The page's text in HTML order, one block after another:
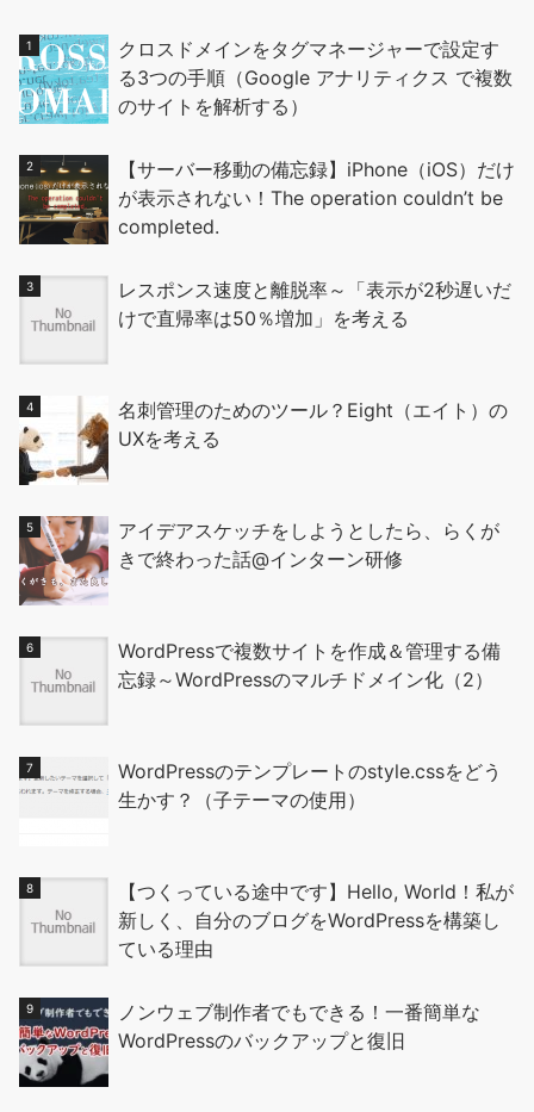
クロスドメインをタグマネージャーで設定す
る3つの手順（Google アナリティクス で複数
のサイトを解析する）
【サーバー移動の備忘録】iPhone（iOS）だけ
が表示されない！The operation couldn’t be
completed.
レスポンス速度と離脱率～「表示が2秒遅いだ
けで直帰率は50％増加」を考える
名刺管理のためのツール？Eight（エイト）の
UXを考える
アイデアスケッチをしようとしたら、らくが
きで終わった話@インターン研修
WordPressで複数サイトを作成＆管理する備
忘録～WordPressのマルチドメイン化（2）
WordPressのテンプレートのstyle.cssをどう
生かす？（子テーマの使用）
【つくっている途中です】Hello, World！私が
新しく、自分のブログをWordPressを構築し
ている理由
ノンウェブ制作者でもできる！一番簡単な
WordPressのバックアップと復旧